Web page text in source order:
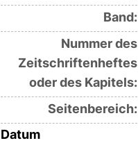
Band:
Nummer des
Zeitschriftenheftes
oder des Kapitels:
Seitenbereich:
Datum